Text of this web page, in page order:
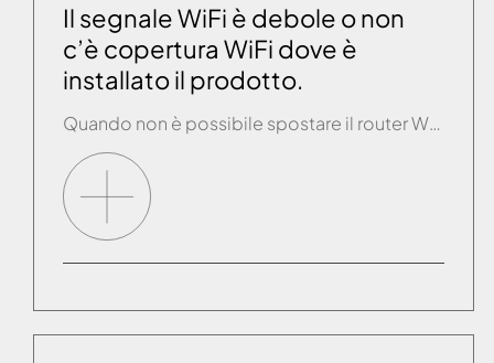
Il segnale WiFi è debole o non
c’è copertura WiFi dove è
installato il prodotto.
Quando non è possibile spostare il router WiFi in una posizione più vicina al prodotto si può usare un range extender per migliorare l’intensità del segnale WiFi. Affidarsi ad un tecnico informatico di fiducia per farsi consigliare il prodotto giusto e farselo installare.